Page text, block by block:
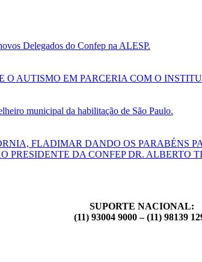
Delegados do Confep na ALESP.
O AUTISMO EM PARCERIA COM O
municipal da habilitação de São Paulo.
FLADIMAR DANDO OS PARABÉNS
PRESIDENTE DA CONFEP DR. ALBERTO
SUPORTE NACIONAL:
(11) 93004 9000 – (11) 98139